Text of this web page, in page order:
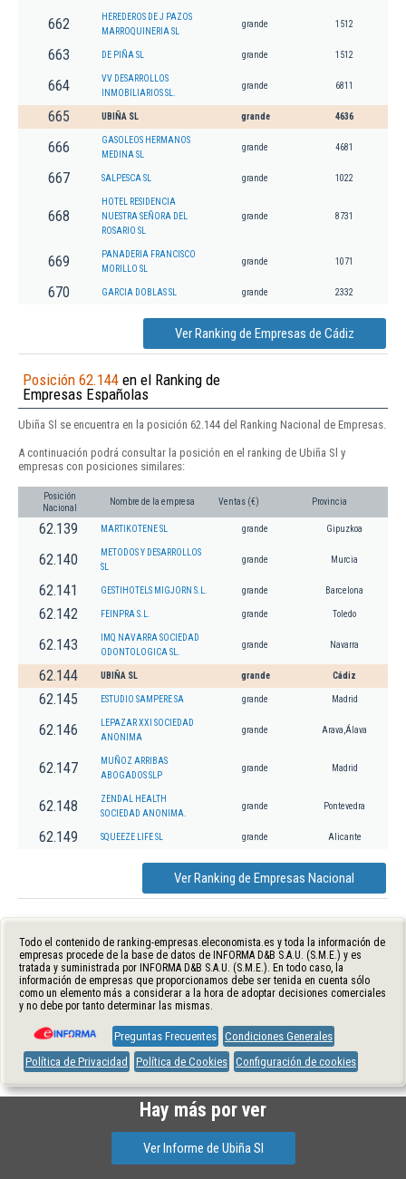
662
HEREDEROS DE J PAZOS
MARROQUINERIA SL
grande 1512
663 DE PIÑA SL grande 1512
664
VV DESARROLLOS
INMOBILIARIOS SL.
grande 6811
665 UBIÑA SL grande 4636
666
GASOLEOS HERMANOS
MEDINA SL
grande 4681
667 SALPESCA SL grande 1022
668
HOTEL RESIDENCIA
NUESTRA SEÑORA DEL
ROSARIO SL
grande 8731
669
PANADERIA FRANCISCO
MORILLO SL
grande 1071
670 GARCIA DOBLAS SL grande 2332
Ver Ranking de Empresas de Cádiz
Posición 62.144 en el Ranking de
Empresas Españolas
Ubiña Sl se encuentra en la posición 62.144 del Ranking Nacional de Empresas.
A continuación podrá consultar la posición en el ranking de Ubiña Sl y
empresas con posiciones similares:
Posición
Nacional
Nombre de la empresa Ventas (€) Provincia
62.139 MARTIKOTENE SL grande Gipuzkoa
62.140
METODOS Y DESARROLLOS
SL
grande Murcia
62.141 GESTIHOTELS MIGJORN S.L. grande Barcelona
62.142 FEINPRA S.L. grande Toledo
62.143
IMQ NAVARRA SOCIEDAD
ODONTOLOGICA SL.
grande Navarra
62.144 UBIÑA SL grande Cádiz
62.145 ESTUDIO SAMPERE SA grande Madrid
62.146
LEPAZAR XXI SOCIEDAD
ANONIMA
grande Arava,Álava
62.147
MUÑOZ ARRIBAS
ABOGADOS SLP
grande Madrid
62.148
ZENDAL HEALTH
SOCIEDAD ANONIMA.
grande Pontevedra
62.149 SQUEEZE LIFE SL grande Alicante
Ver Ranking de Empresas Nacional
Todo el contenido de ranking-empresas.eleconomista.es y toda la información de
empresas procede de la base de datos de INFORMA D&B S.A.U. (S.M.E.) y es
tratada y suministrada por INFORMA D&B S.A.U. (S.M.E.). En todo caso, la
información de empresas que proporcionamos debe ser tenida en cuenta sólo
como un elemento más a considerar a la hora de adoptar decisiones comerciales
y no debe por tanto determinar las mismas.
Preguntas Frecuentes Condiciones Generales
Política de Privacidad
Política de Cookies Configuración de cookies
Hay más por ver
Ver Informe de Ubiña Sl